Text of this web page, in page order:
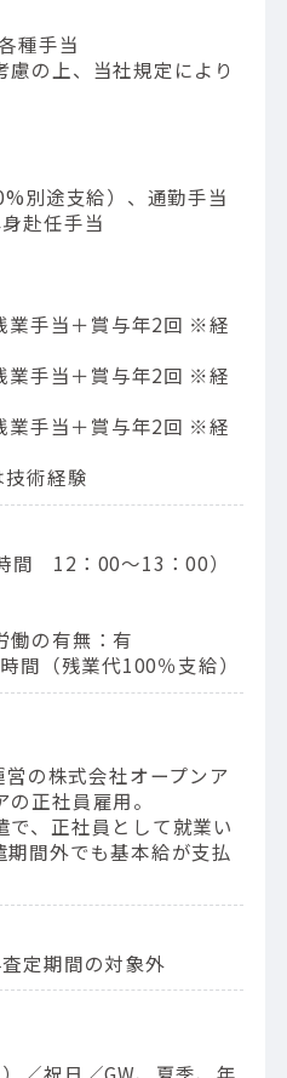
種手当
の上、当社規定により
別途支給）、通勤手当
赴任手当
業⼿当＋賞与年2回 ※経
業⼿当＋賞与年2回 ※経
業⼿当＋賞与年2回 ※経
術経験
間 12：00〜13：00）
働の有無：有
間（残業代100％支給）
の株式会社オープンア
正社員雇用。
、正社員として就業い
間外でも基本給が支払
定期間の対象外